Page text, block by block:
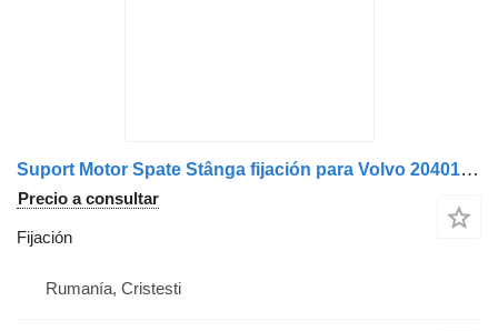
Suport Motor Spate Stânga fijación para Volvo 20401260 1613624 3181067 3181068 camión
Precio a consultar
Fijación
Rumanía, Cristesti